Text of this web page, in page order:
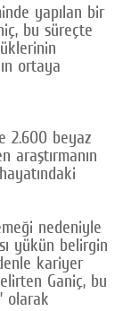
yapılan bir
bu süreçte
ortaya
2.600 beyaz
araştırmanın
nedeniyle
yükün belirgin
kariyer
Ganiç, bu
olarak